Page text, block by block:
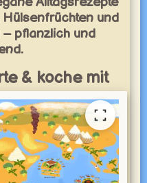
Hülsenfrüchten und
pflanzlich und
& koche mit